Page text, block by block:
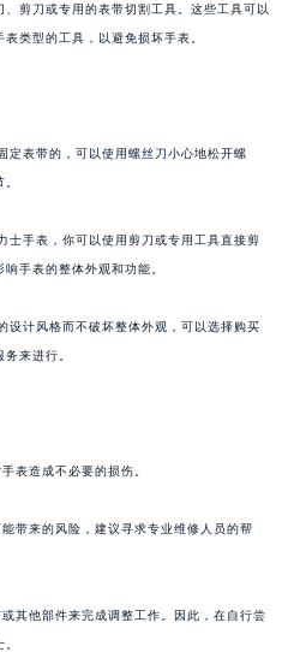
剪刀或专用的表带切割工具。这些工具可以
类型的工具，以避免损坏手表。
定表带的，可以使用螺丝刀小心地松开螺
士手表，你可以使用剪刀或专用工具直接剪
手表的整体外观和功能。
设计风格而不破坏整体外观，可以选择购买
来进行。
表造成不必要的损伤。
带来的风险，建议寻求专业维修人员的帮
其他部件来完成调整工作。因此，在自行尝